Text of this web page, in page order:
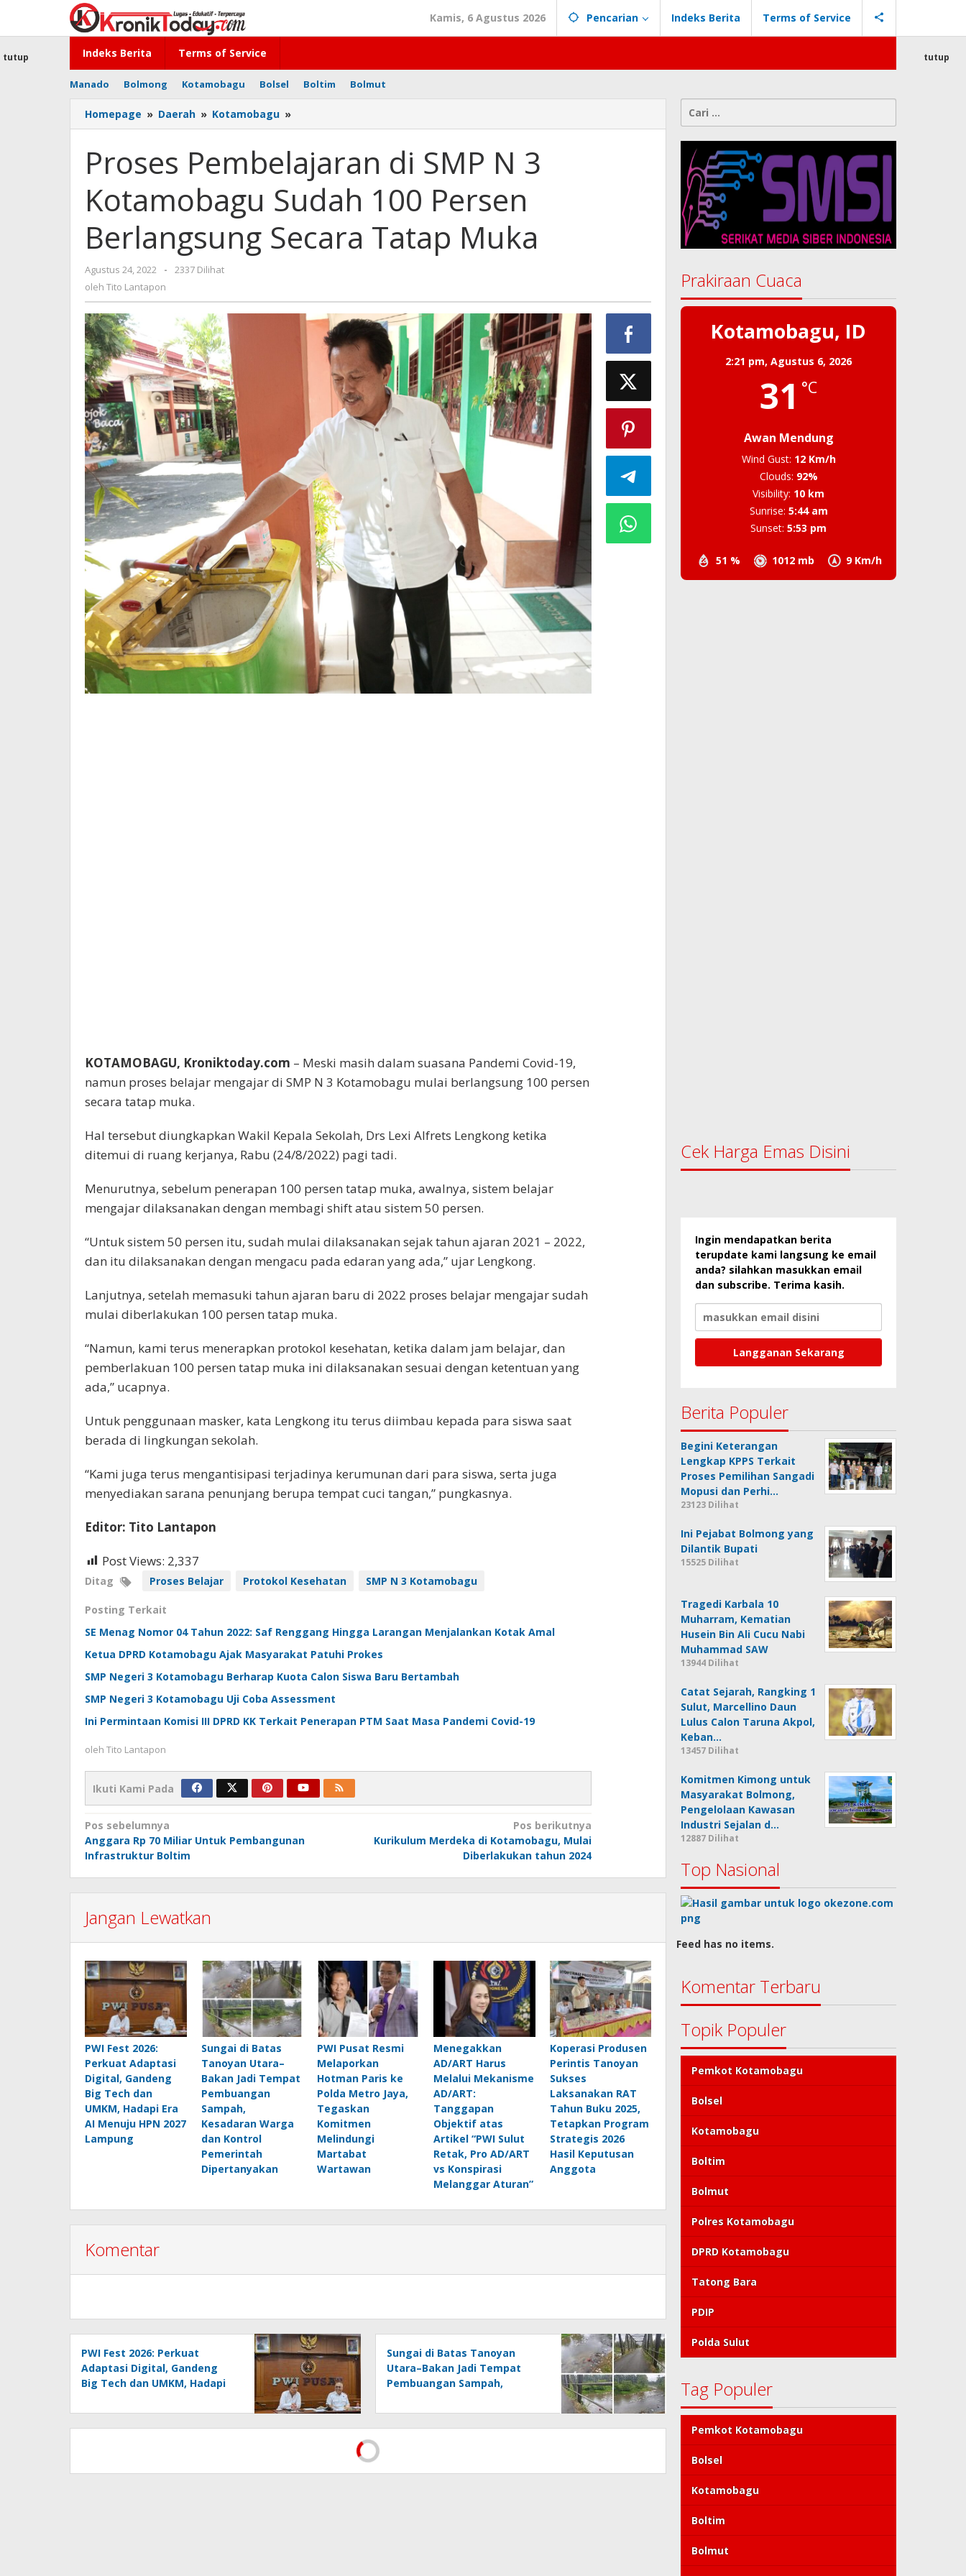
konten
Kamis, 6 Agustus 2026 Pencarian Indeks Berita Terms of Service
Indeks Berita Terms of Service
Manado Bolmong Kotamobagu Bolsel Boltim Bolmut
tutup tutup
Homepage » Daerah » Kotamobagu »
Pembelajaran
SMP
N
Kotamobagu
100
Persen
Muka
Proses Pembelajaran di SMP N 3
Kotamobagu Sudah 100 Persen
Berlangsung Secara Tatap Muka
Agustus 24, 2022
oleh
Tito
-
2337 Dilihat
oleh Tito Lantapon
KOTAMOBAGU, Kroniktoday.com – Meski masih dalam suasana Pandemi Covid-19,
namun proses belajar mengajar di SMP N 3 Kotamobagu mulai berlangsung 100 persen
secara tatap muka.
Hal tersebut diungkapkan Wakil Kepala Sekolah, Drs Lexi Alfrets Lengkong ketika
ditemui di ruang kerjanya, Rabu (24/8/2022) pagi tadi.
Menurutnya, sebelum penerapan 100 persen tatap muka, awalnya, sistem belajar
mengajar dilaksanakan dengan membagi shift atau sistem 50 persen.
“Untuk sistem 50 persen itu, sudah mulai dilaksanakan sejak tahun ajaran 2021 – 2022,
dan itu dilaksanakan dengan mengacu pada edaran yang ada,” ujar Lengkong.
Lanjutnya, setelah memasuki tahun ajaran baru di 2022 proses belajar mengajar sudah
mulai diberlakukan 100 persen tatap muka.
“Namun, kami terus menerapkan protokol kesehatan, ketika dalam jam belajar, dan
pemberlakuan 100 persen tatap muka ini dilaksanakan sesuai dengan ketentuan yang
ada,” ucapnya.
Untuk penggunaan masker, kata Lengkong itu terus diimbau kepada para siswa saat
berada di lingkungan sekolah.
“Kami juga terus mengantisipasi terjadinya kerumunan dari para siswa, serta juga
menyediakan sarana penunjang berupa tempat cuci tangan,” pungkasnya.
Editor: Tito Lantapon
Post Views: 2,337
Ditag Proses Belajar Protokol Kesehatan SMP N 3 Kotamobagu
Posting Terkait
SE Menag Nomor 04 Tahun 2022: Saf Renggang Hingga Larangan Menjalankan Kotak Amal
Ketua DPRD Kotamobagu Ajak Masyarakat Patuhi Prokes
SMP Negeri 3 Kotamobagu Berharap Kuota Calon Siswa Baru Bertambah
SMP Negeri 3 Kotamobagu Uji Coba Assessment
Ini Permintaan Komisi III DPRD KK Terkait Penerapan PTM Saat Masa Pandemi Covid-19
oleh Tito Lantapon
Ikuti Kami Pada
Navigasi
pos
Pos sebelumnya
Anggara Rp 70 Miliar Untuk Pembangunan
Infrastruktur Boltim
Pos berikutnya
Kurikulum Merdeka di Kotamobagu, Mulai
Diberlakukan tahun 2024
Jangan Lewatkan
PWI Fest 2026:
Perkuat Adaptasi
Digital, Gandeng
Big Tech dan
UMKM, Hadapi Era
AI Menuju HPN 2027
Lampung
Sungai di Batas
Tanoyan Utara–
Bakan Jadi Tempat
Pembuangan
Sampah,
Kesadaran Warga
dan Kontrol
Pemerintah
Dipertanyakan
PWI Pusat Resmi
Melaporkan
Hotman Paris ke
Polda Metro Jaya,
Tegaskan
Komitmen
Melindungi
Martabat
Wartawan
Menegakkan
AD/ART Harus
Melalui Mekanisme
AD/ART:
Tanggapan
Objektif atas
Artikel “PWI Sulut
Retak, Pro AD/ART
vs Konspirasi
Melanggar Aturan”
Koperasi Produsen
Perintis Tanoyan
Sukses
Laksanakan RAT
Tahun Buku 2025,
Tetapkan Program
Strategis 2026
Hasil Keputusan
Anggota
Komentar
PWI Fest 2026: Perkuat
Adaptasi Digital, Gandeng
Big Tech dan UMKM, Hadapi
Lampung
Sungai di Batas Tanoyan
Utara–Bakan Jadi Tempat
Pembuangan Sampah,
Kontrol Pemerintah
Dipertanyakan
Jaya, Tegaskan Komitmen
Tanggapan Objektif atas
Cari
untuk:
Prakiraan Cuaca
Kotamobagu, ID
2:21 pm,Agustus 6, 2026
31 °C
Awan Mendung
51 % 1012 mb 9 Km/h
Wind Gust: 12 Km/h
Clouds: 92%
Visibility: 10 km
Sunrise: 5:44 am
Sunset: 5:53 pm
Cek Harga Emas Disini
Ingin mendapatkan berita
terupdate kami langsung ke email
anda? silahkan masukkan email
dan subscribe. Terima kasih.
Berita Populer
Begini Keterangan
Lengkap KPPS Terkait
Proses Pemilihan Sangadi
Mopusi dan Perhi…
23123 Dilihat
Ini Pejabat Bolmong yang
Dilantik Bupati
15525 Dilihat
Tragedi Karbala 10
Muharram, Kematian
Husein Bin Ali Cucu Nabi
Muhammad SAW
13944 Dilihat
Catat Sejarah, Rangking 1
Sulut, Marcellino Daun
Lulus Calon Taruna Akpol,
Keban…
13457 Dilihat
Komitmen Kimong untuk
Masyarakat Bolmong,
Pengelolaan Kawasan
Industri Sejalan d…
12887 Dilihat
Top Nasional
Feed has no items.
Komentar Terbaru
Topik Populer
Pemkot Kotamobagu
Bolsel
Kotamobagu
Boltim
Bolmut
Polres Kotamobagu
DPRD Kotamobagu
Tatong Bara
PDIP
Polda Sulut
Tag Populer
Pemkot Kotamobagu
Bolsel
Kotamobagu
Boltim
Bolmut